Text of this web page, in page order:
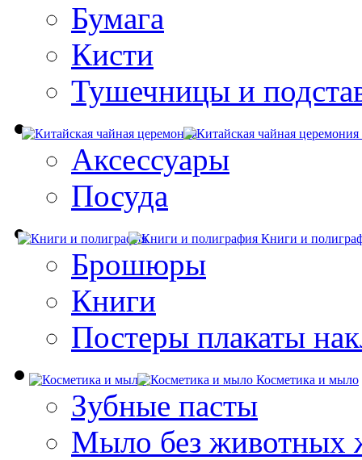
Бумага
Кисти
Тушечницы и
Аксессуары
Посуда
Книги и
Брошюры
Книги
Постеры плакаты
Косметика и мыло
Зубные пасты
Мыло без животных